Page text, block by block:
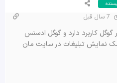
کاربرد دارد و گوگل ادسنس
نمایش تبلیغات در سایت مان